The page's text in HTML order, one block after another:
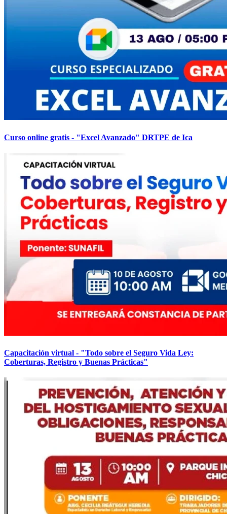
Curso online gratis - "Excel Avanzado" DRTPE de Ica
Capacitación virtual - "Todo sobre el Seguro Vida Ley:
Coberturas, Registro y Buenas Prácticas"